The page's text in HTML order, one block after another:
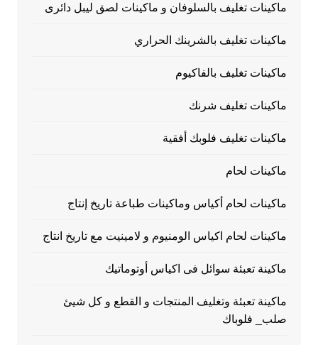
ماكينات تغليف بالسلوفان و ماكينات لصق ليبل دائرى
ماكينات تغليف بالشرينك الحراري
ماكينات تغليف بالفاكيوم
ماكينات تغليف شرنك
ماكينات تغليف فلوبك أفقية
ماكينات لحام
ماكينات لحام أكياس وماكينات طباعة تاريخ إنتاج
ماكينات لحام اكياس الومنيوم و لامينيت مع تاريخ انتاج
ماكينة تعبئة سوائل فى اكياس أوتوماتيك
ماكينة تعبئة وتغليف المنتجات و القطع و كل شيئ
صلب_ فلوباك